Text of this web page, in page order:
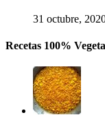
31 octubre,
Recetas 100%